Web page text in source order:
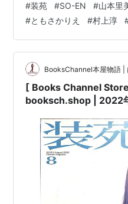
bis LIMI 山本里美と山本耀
りえ 村上淳コンディショ
ン説明文:※古書「可」。[※
に…
#装苑 #SO-EN #山本里
#ともさかりえ #村上淳
BooksChannel本屋物語 |
[ Books Channel Store
booksch.shop | 2022
と山本耀司 市川実和子
上淳 | 雑誌 #山本耀司
チサト イッセイミヤ